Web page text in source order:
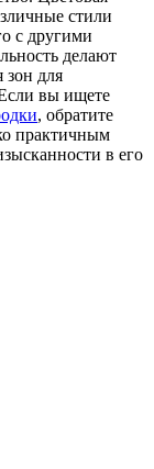
стили
с другими
делают
зон для
вы ищете
, обратите
практичным
в его